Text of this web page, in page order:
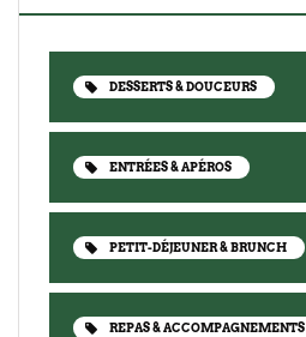
DESSERTS & DOUCEURS
ENTRÉES & APÉROS
PETIT-DÉJEUNER & BRUNCH
REPAS & ACCOMPAGNEMENTS